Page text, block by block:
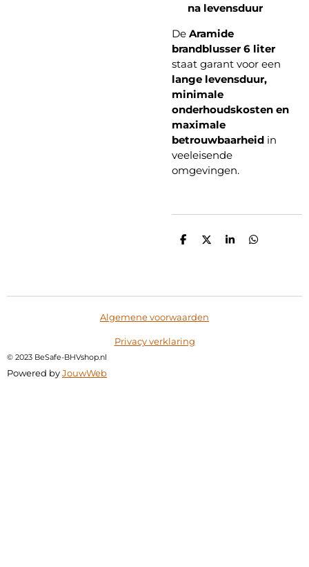
na levensduur
De Aramide
brandblusser 6 liter
staat garant voor een
lange levensduur,
minimale
onderhoudskosten en
maximale
betrouwbaarheid in
veeleisende
omgevingen.
D
D
S
D
Algemene voorwaarden
Privacy verklaring
© 2023 BeSafe-BHVshop.nl
Powered byJouwWeb